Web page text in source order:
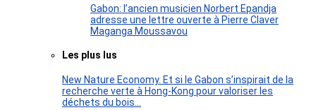
Gabon: l’ancien musicien Norbert Epandja
adresse une lettre ouverte à Pierre Claver
Maganga Moussavou
Les plus lus
New Nature Economy. Et si le Gabon s’inspirait de la
recherche verte à Hong-Kong pour valoriser les
déchets du bois…